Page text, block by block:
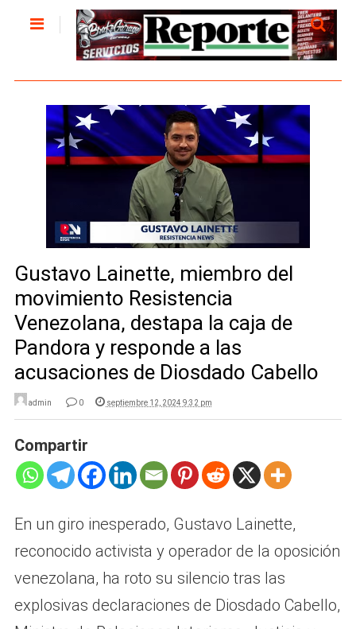
Gustavo Lainette, miembro del
movimiento Resistencia
Venezolana, destapa la caja de
Pandora y responde a las
acusaciones de Diosdado Cabello
admin 0 septiembre 12, 2024 9:32 pm
Compartir
En un giro inesperado, Gustavo Lainette,
reconocido activista y operador de la oposición
venezolana, ha roto su silencio tras las
explosivas declaraciones de Diosdado Cabello,